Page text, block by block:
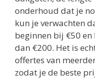
onderhoud dat je
kun je verwachten
beginnen bij €50
dan €200. Het is
offertes van
zodat je de beste